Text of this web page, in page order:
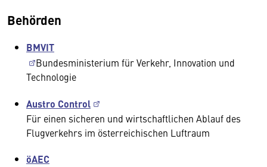
Behörden
BMVIT
Bundesministerium für Verkehr, Innovation und
Technologie
Austro Control
Für einen sicheren und wirtschaftlichen Ablauf des
Flugverkehrs im österreichischen Luftraum
öAEC